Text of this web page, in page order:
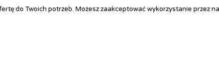
zamówienia
Kontakt
do Twoich potrzeb. Możesz zaakceptować wykorzystanie przez